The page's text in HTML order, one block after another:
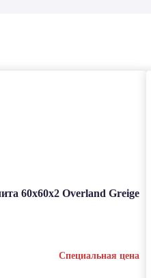
60x60x2 Overland Greige
Специальная цена